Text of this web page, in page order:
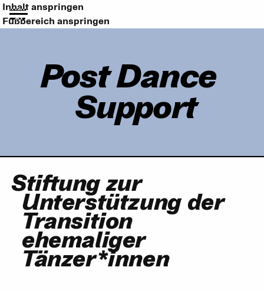
Inhalt anspringen
Fußbereich anspringen
Post Dance
Support
Stiftung zur
Unterstützung der
Transition
ehemaliger
Tänzer*innen